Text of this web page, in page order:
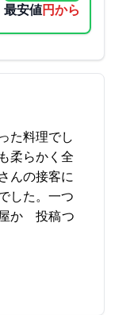
最安値11000円から
た料理でし
柔らかく全
んの接客に
した。一つ
11:54:16投稿つ